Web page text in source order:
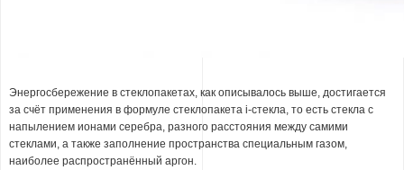
Энергосбережение в стеклопакетах, как описывалось выше, достигается
за счёт применения в формуле стеклопакета i-стекла, то есть стекла с
напылением ионами серебра, разного расстояния между самими
стеклами, а также заполнение пространства специальным газом,
наиболее распространённый аргон.